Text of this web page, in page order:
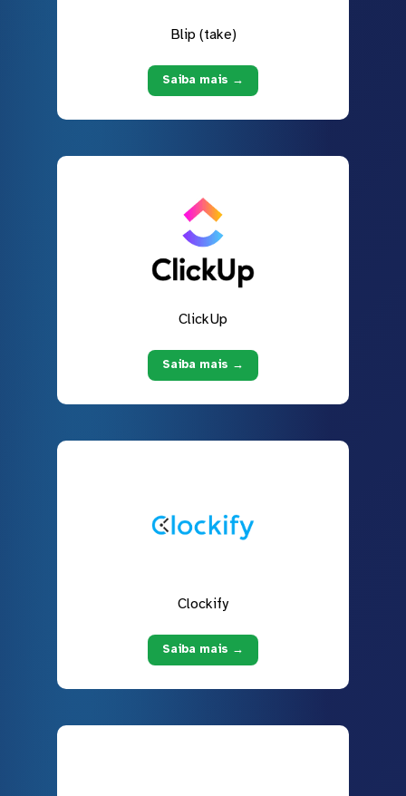
Blip (take)
Saiba mais →
ClickUp
Saiba mais →
Clockify
Saiba mais →